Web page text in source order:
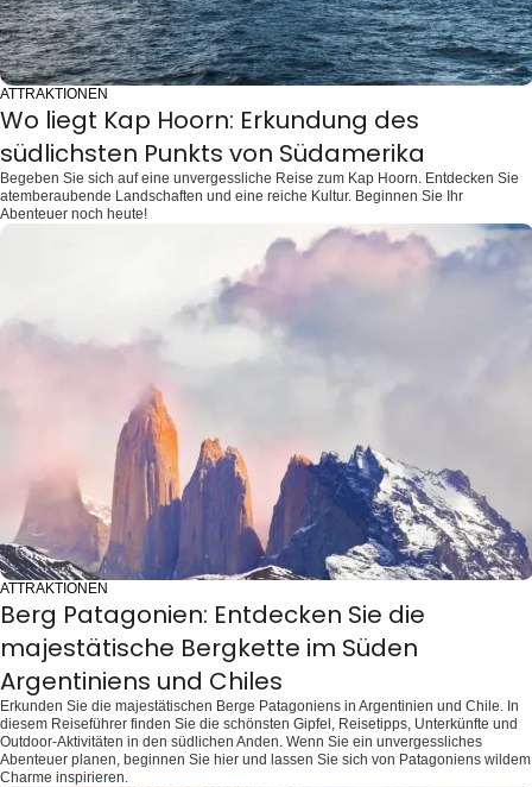
ATTRAKTIONEN
Wo liegt Kap Hoorn: Erkundung des
südlichsten Punkts von Südamerika
Begeben Sie sich auf eine unvergessliche Reise zum Kap Hoorn. Entdecken Sie
atemberaubende Landschaften und eine reiche Kultur. Beginnen Sie Ihr
Abenteuer noch heute!
ATTRAKTIONEN
Berg Patagonien: Entdecken Sie die
majestätische Bergkette im Süden
Argentiniens und Chiles
Erkunden Sie die majestätischen Berge Patagoniens in Argentinien und Chile. In
diesem Reiseführer finden Sie die schönsten Gipfel, Reisetipps, Unterkünfte und
Outdoor-Aktivitäten in den südlichen Anden. Wenn Sie ein unvergessliches
Abenteuer planen, beginnen Sie hier und lassen Sie sich von Patagoniens wildem
Charme inspirieren.